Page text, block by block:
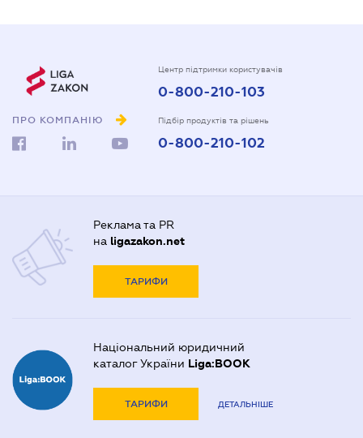
ПРО КОМПАНІЮ
Центр підтримки користувачів
0-800-210-103
Підбір продуктів та рішень
0-800-210-102
Реклама та PR
на ligazakon.net
ТАРИФИ
Національний юридичний
каталог України Liga:BOOK
ТАРИФИ ДЕТАЛЬНІШЕ